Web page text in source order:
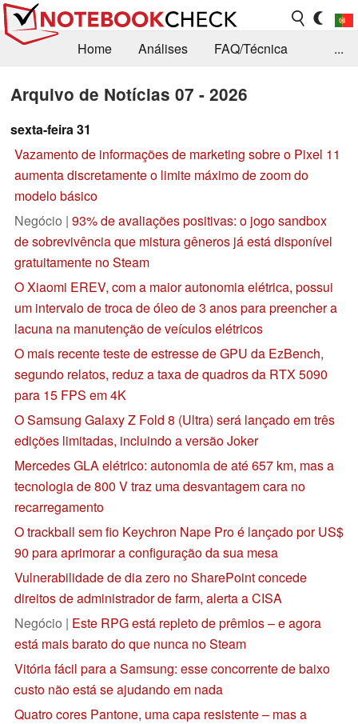
Home Análises
FAQ/Técnica
Biblioteca
...
Arquivo de Notícias 07 - 2026
sexta-feira 31
Vazamento de informações de marketing sobre o Pixel 11
aumenta discretamente o limite máximo de zoom do
modelo básico
Negócio | 93% de avaliações positivas: o jogo sandbox
de sobrevivência que mistura gêneros já está disponível
gratuitamente no Steam
O Xiaomi EREV, com a maior autonomia elétrica, possui
um intervalo de troca de óleo de 3 anos para preencher a
lacuna na manutenção de veículos elétricos
O mais recente teste de estresse de GPU da EzBench,
segundo relatos, reduz a taxa de quadros da RTX 5090
para 15 FPS em 4K
O Samsung Galaxy Z Fold 8 (Ultra) será lançado em três
edições limitadas, incluindo a versão Joker
Mercedes GLA elétrico: autonomia de até 657 km, mas a
tecnologia de 800 V traz uma desvantagem cara no
recarregamento
O trackball sem fio Keychron Nape Pro é lançado por US$
90 para aprimorar a configuração da sua mesa
Vulnerabilidade de dia zero no SharePoint concede
direitos de administrador de farm, alerta a CISA
Negócio | Este RPG está repleto de prêmios – e agora
está mais barato do que nunca no Steam
Vitória fácil para a Samsung: esse concorrente de baixo
custo não está se ajudando em nada
Quatro cores Pantone, uma capa resistente – mas a